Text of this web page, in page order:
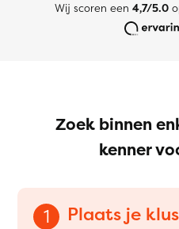
Wij scoren een 4,7/5.0
Zoek binnen
kenner
1 Plaats je klus